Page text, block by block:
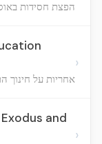
הפצת חסידות
אחריות על חינוך
›
and
›